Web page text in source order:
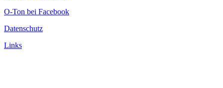
O-Ton bei Facebook
Datenschutz
Links